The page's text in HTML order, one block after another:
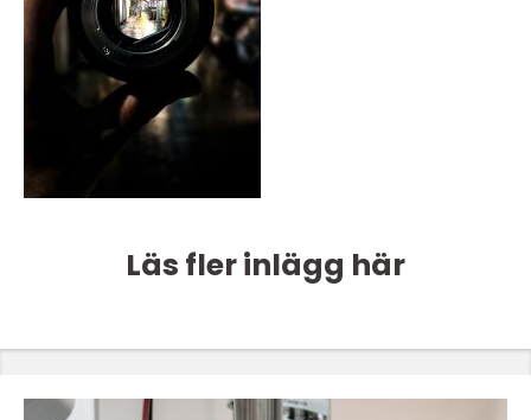
Läs fler inlägg här